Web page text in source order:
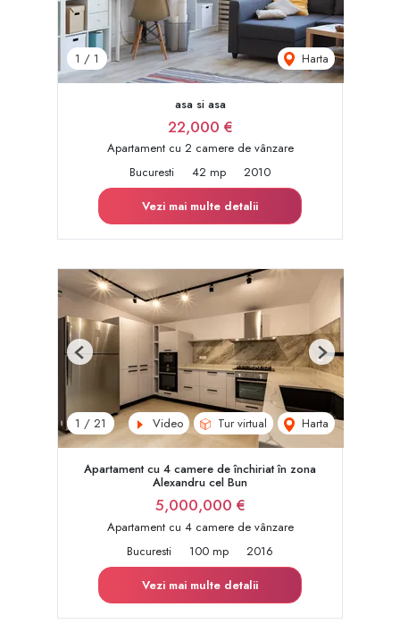
1 / 1 Harta
asa si asa
22,000 €
Apartament cu 2 camere de vânzare
Bucuresti
42 mp
2010
Vezi mai multe detalii
1 / 21 Video Tur virtual Harta
Previous Next
Apartament cu 4 camere de închiriat în zona
Alexandru cel Bun
5,000,000 €
Apartament cu 4 camere de vânzare
Bucuresti
100 mp
2016
Vezi mai multe detalii